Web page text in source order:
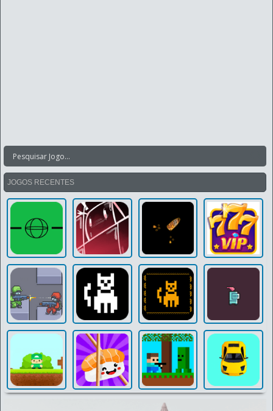
JOGOS RECENTES